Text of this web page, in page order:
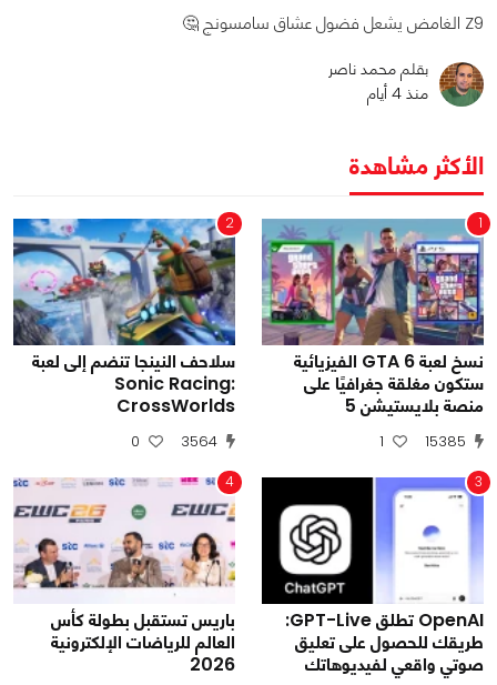
Z9 الغامض يشعل فضول عشاق سامسونج 🤔
بقلم محمد ناصر
منذ 4 أيام
الأكثر مشاهدة
1
نسخ لعبة GTA 6 الفيزيائية
ستكون مغلقة جغرافيًا على
منصة بلايستيشن 5
15385
1
2
سلاحف النينجا تنضم إلى لعبة
Sonic Racing:
CrossWorlds
3564
0
3
OpenAI تطلق GPT-Live:
طريقك للحصول على تعليق
صوتي واقعي لفيديوهاتك
4
باريس تستقبل بطولة كأس
العالم للرياضات الإلكترونية
2026